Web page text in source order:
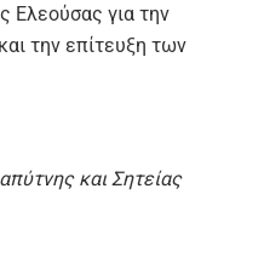
Ελεούσας για την
την επίτευξη των
και Σητείας